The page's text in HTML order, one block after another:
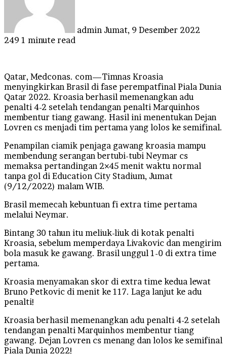
admin Jumat, 9 Desember 2022
249 1 minute read
Qatar, Medconas. com—Timnas Kroasia
menyingkirkan Brasil di fase perempatfinal Piala Dunia
Qatar 2022. Kroasia berhasil memenangkan adu
penalti 4-2 setelah tendangan penalti Marquinhos
membentur tiang gawang. Hasil ini menentukan Dejan
Lovren cs menjadi tim pertama yang lolos ke semifinal.
Penampilan ciamik penjaga gawang kroasia mampu
membendung serangan bertubi-tubi Neymar cs
memaksa pertandingan 2×45 menit waktu normal
tanpa gol di Education City Stadium, Jumat
(9/12/2022) malam WIB.
Brasil memecah kebuntuan fi extra time pertama
melalui Neymar.
Bintang 30 tahun itu meliuk-liuk di kotak penalti
Kroasia, sebelum memperdaya Livakovic dan mengirim
bola masuk ke gawang. Brasil unggul 1-0 di extra time
pertama.
Kroasia menyamakan skor di extra time kedua lewat
Bruno Petkovic di menit ke 117. Laga lanjut ke adu
penalti!
Kroasia berhasil memenangkan adu penalti 4-2 setelah
tendangan penalti Marquinhos membentur tiang
gawang. Dejan Lovren cs menang dan lolos ke semifinal
Piala Dunia 2022!